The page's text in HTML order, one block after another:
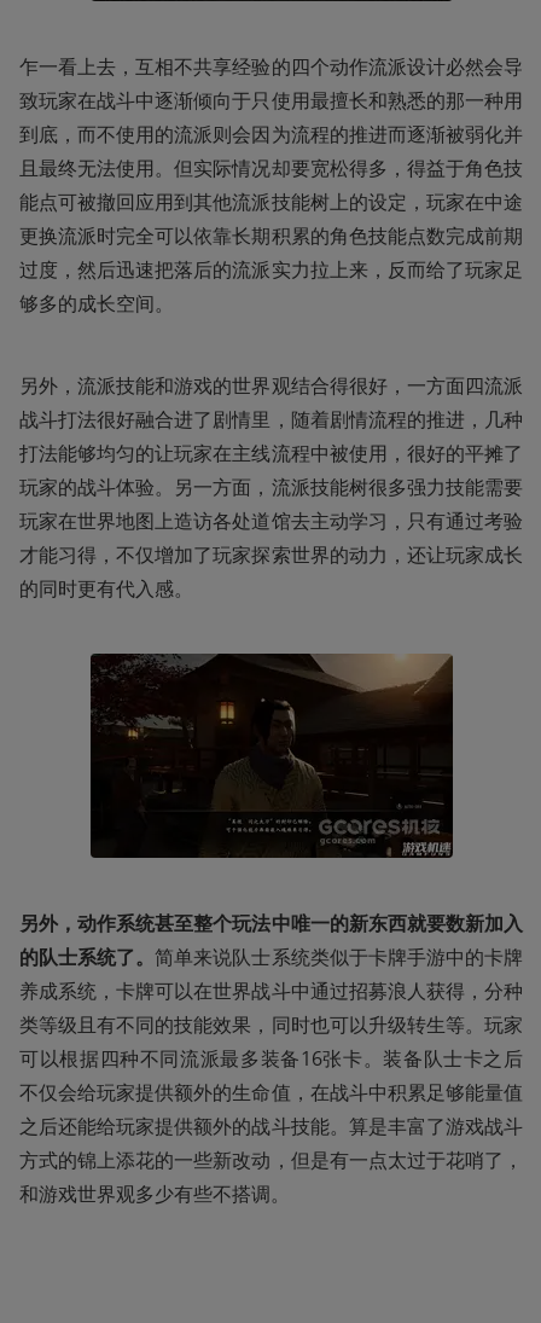
乍一看上去，互相不共享经验的四个动作流派设计必然会导
致玩家在战斗中逐渐倾向于只使用最擅长和熟悉的那一种用
到底，而不使用的流派则会因为流程的推进而逐渐被弱化并
且最终无法使用。但实际情况却要宽松得多，得益于角色技
能点可被撤回应用到其他流派技能树上的设定，玩家在中途
更换流派时完全可以依靠长期积累的角色技能点数完成前期
过度，然后迅速把落后的流派实力拉上来，反而给了玩家足
够多的成长空间。
另外，流派技能和游戏的世界观结合得很好，一方面四流派
战斗打法很好融合进了剧情里，随着剧情流程的推进，几种
打法能够均匀的让玩家在主线流程中被使用，很好的平摊了
玩家的战斗体验。另一方面，流派技能树很多强力技能需要
玩家在世界地图上造访各处道馆去主动学习，只有通过考验
才能习得，不仅增加了玩家探索世界的动力，还让玩家成长
的同时更有代入感。
另外，动作系统甚至整个玩法中唯一的新东西就要数新加入
的队士系统了。简单来说队士系统类似于卡牌手游中的卡牌
养成系统，卡牌可以在世界战斗中通过招募浪人获得，分种
类等级且有不同的技能效果，同时也可以升级转生等。玩家
可以根据四种不同流派最多装备16张卡。装备队士卡之后
不仅会给玩家提供额外的生命值，在战斗中积累足够能量值
之后还能给玩家提供额外的战斗技能。算是丰富了游戏战斗
方式的锦上添花的一些新改动，但是有一点太过于花哨了，
和游戏世界观多少有些不搭调。